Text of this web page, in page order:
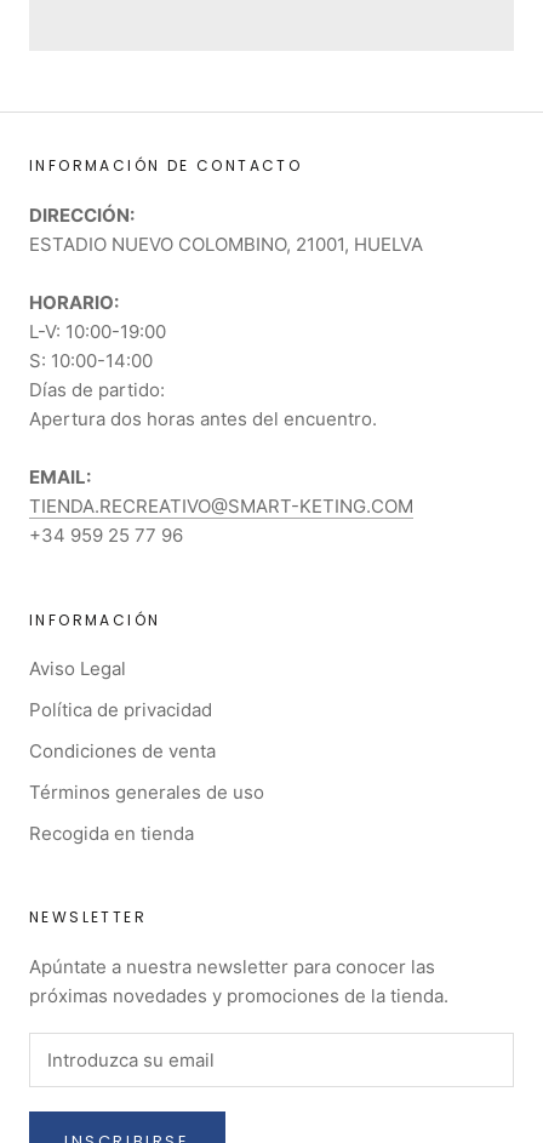
INFORMACIÓN DE CONTACTO
DIRECCIÓN:
ESTADIO NUEVO COLOMBINO, 21001, HUELVA
HORARIO:
L-V: 10:00-19:00
S: 10:00-14:00
Días de partido:
Apertura dos horas antes del encuentro.
EMAIL:
TIENDA.RECREATIVO@SMART-KETING.COM
+34 959 25 77 96
INFORMACIÓN
Aviso Legal
Política de privacidad
Condiciones de venta
Términos generales de uso
Recogida en tienda
NEWSLETTER
Apúntate a nuestra newsletter para conocer las
próximas novedades y promociones de la tienda.